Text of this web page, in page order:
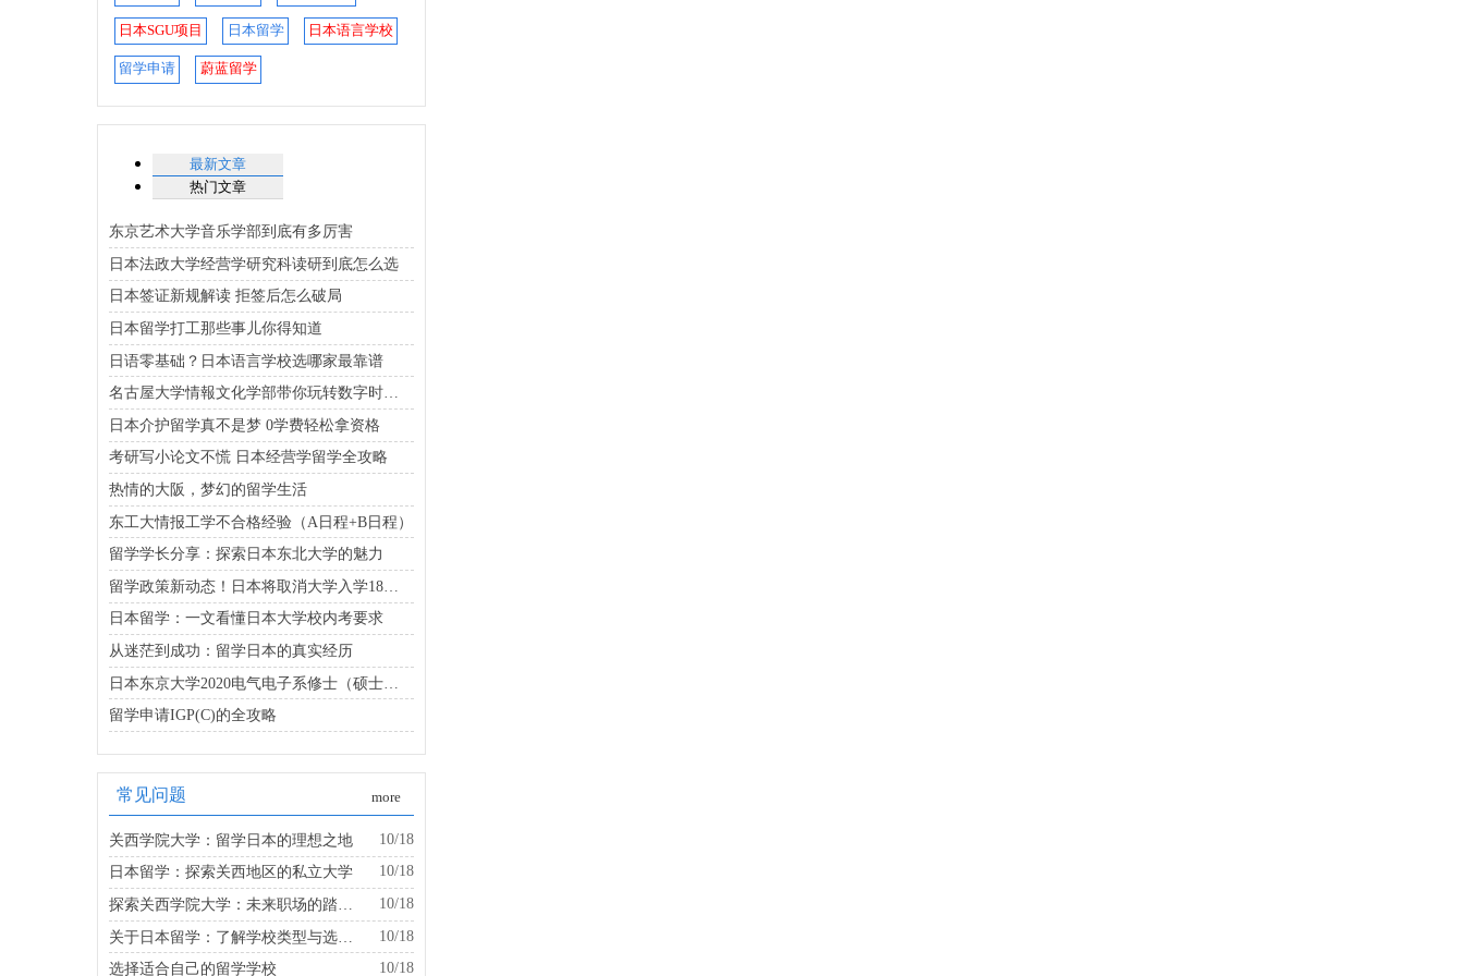
日本SGU项目 日本留学 日本语言学校
留学申请 蔚蓝留学
最新文章
热门文章
东京艺术大学音乐学部到底有多厉害
日本法政大学经营学研究科读研到底怎么选
日本签证新规解读 拒签后怎么破局
日本留学打工那些事儿你得知道
日语零基础？日本语言学校选哪家最靠谱
名古屋大学情報文化学部带你玩转数字时代的文化与科技
日本介护留学真不是梦 0学费轻松拿资格
考研写小论文不慌 日本经营学留学全攻略
热情的大阪，梦幻的留学生活
东工大情报工学不合格经验（A日程+B日程）
留学学长分享：探索日本东北大学的魅力
日本留学：一文看懂日本大学校内考要求
从迷茫到成功：留学日本的真实经历
留学申请IGP(C)的全攻略
常见问题 more
关西学院大学：留学日本的理想之地
10/18
日本留学：探索关西地区的私立大学
10/18
10/18
10/18
选择适合自己的留学学校
10/18